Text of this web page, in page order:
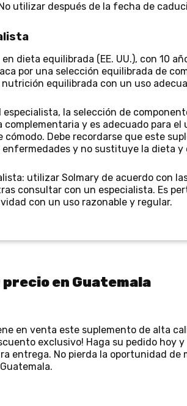
utilizar después de la fecha de
en dieta equilibrada (EE. UU.), con 10
por una selección equilibrada de
equilibrada con un uso
especialista, la selección de
y es adecuado para el
Debe recordarse que este
y no sustituye la dieta y
utilizar Solmary de acuerdo con
consultar con un especialista. Es
con un uso razonable y regular.
en Guatemala
en venta este suplemento de alta
exclusivo! Haga su pedido hoy
entrega. No pierda la oportunidad de